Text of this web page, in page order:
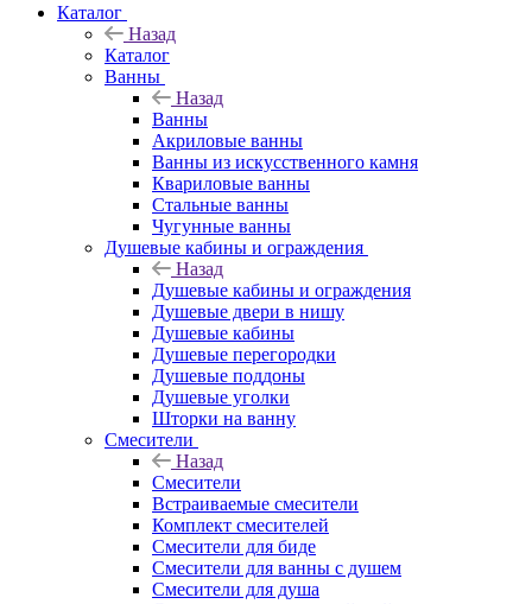
Каталог
Назад
Каталог
Ванны
Назад
Ванны
Акриловые ванны
Ванны из искусственного камня
Квариловые ванны
Стальные ванны
Чугунные ванны
Душевые кабины и ограждения
Назад
Душевые кабины и ограждения
Душевые двери в нишу
Душевые кабины
Душевые перегородки
Душевые поддоны
Душевые уголки
Шторки на ванну
Смесители
Назад
Смесители
Встраиваемые смесители
Комплект смесителей
Смесители для биде
Смесители для ванны с душем
Смесители для душа